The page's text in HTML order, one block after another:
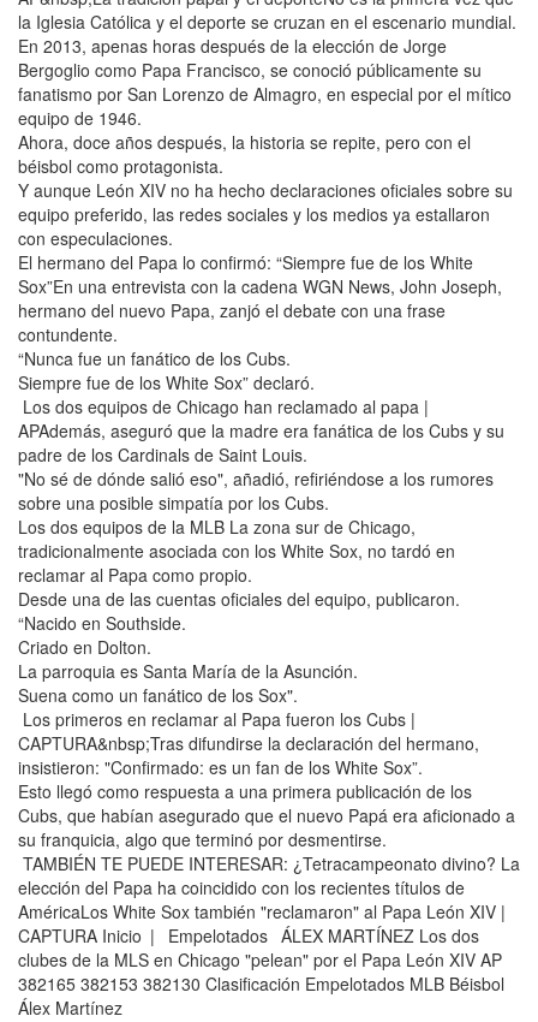
la Iglesia Católica y el deporte se cruzan en el escenario mundial.
En 2013, apenas horas después de la elección de Jorge
Bergoglio como Papa Francisco, se conoció públicamente su
fanatismo por San Lorenzo de Almagro, en especial por el mítico
equipo de 1946.
Ahora, doce años después, la historia se repite, pero con el
béisbol como protagonista.
Y aunque León XIV no ha hecho declaraciones oficiales sobre su
equipo preferido, las redes sociales y los medios ya estallaron
con especulaciones.
El hermano del Papa lo confirmó: “Siempre fue de los White
Sox”En una entrevista con la cadena WGN News, John Joseph,
hermano del nuevo Papa, zanjó el debate con una frase
contundente.
“Nunca fue un fanático de los Cubs.
Siempre fue de los White Sox” declaró.
Los dos equipos de Chicago han reclamado al papa |
APAdemás, aseguró que la madre era fanática de los Cubs y su
padre de los Cardinals de Saint Louis.
"No sé de dónde salió eso", añadió, refiriéndose a los rumores
sobre una posible simpatía por los Cubs.
Los dos equipos de la MLB La zona sur de Chicago,
tradicionalmente asociada con los White Sox, no tardó en
reclamar al Papa como propio.
Desde una de las cuentas oficiales del equipo, publicaron.
“Nacido en Southside.
Criado en Dolton.
La parroquia es Santa María de la Asunción.
Suena como un fanático de los Sox".
Los primeros en reclamar al Papa fueron los Cubs |
CAPTURA&nbsp;Tras difundirse la declaración del hermano,
insistieron: "Confirmado: es un fan de los White Sox”.
Esto llegó como respuesta a una primera publicación de los
Cubs, que habían asegurado que el nuevo Papá era aficionado a
su franquicia, algo que terminó por desmentirse.
TAMBIÉN TE PUEDE INTERESAR: ¿Tetracampeonato divino? La
elección del Papa ha coincidido con los recientes títulos de
AméricaLos White Sox también "reclamaron" al Papa León XIV |
CAPTURA Inicio | Empelotados ÁLEX MARTÍNEZ Los dos
clubes de la MLS en Chicago "pelean" por el Papa León XIV AP
382165 382153 382130 Clasificación Empelotados MLB Béisbol
Álex Martínez